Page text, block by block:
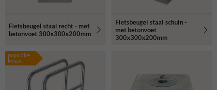
Fietsbeugel staal recht - met
betonvoet 300x300x200mm
Fietsbeugel staal schuin -
met betonvoet
300x300x200mm
populaire
keuze